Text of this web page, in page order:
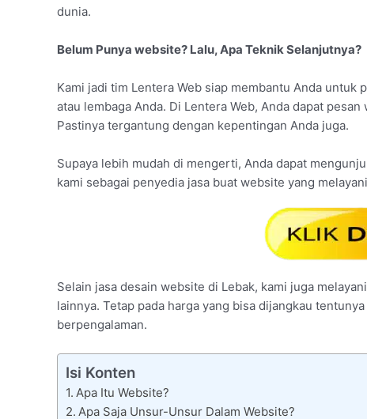
dunia.
Belum Punya website? Lalu, Apa Teknik Selanjutnya?
Kami jadi tim Lentera Web siap membantu Anda
atau lembaga Anda. Di Lentera Web, Anda dapat
Pastinya tergantung dengan kepentingan Anda juga.
Supaya lebih mudah di mengerti, Anda dapat
kami sebagai penyedia jasa buat website yang
Selain jasa desain website di Lebak, kami juga
lainnya. Tetap pada harga yang bisa dijangkau
berpengalaman.
Isi Konten
Apa Itu Website?
Apa Saja Unsur-Unsur Dalam Website?